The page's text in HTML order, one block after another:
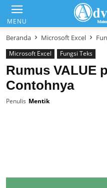
Daftar Isi
Matematika & Analisis
MENU
Advernesia
Beranda Microsoft Excel
Microsoft Excel Fungsi Teks
Rumus VALUE
Contohnya
Penulis Mentik